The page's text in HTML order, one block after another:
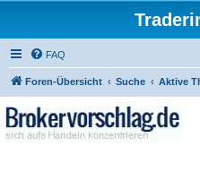
FAQ
Foren-Übersicht Suche Aktive